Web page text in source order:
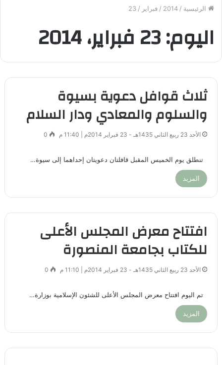
الرئيسية /
2014
/ فبراير /
23
اليوم:23 فبراير، 2014
ثلاث قوافل دعوية بسيوة
والسلوم والمعادي ودار السلام
الأحد 23 ربيع الثاني 1435هـ - 23 فبراير 2014م | 11:40 م 0
تنطلق يوم الخميس المقبل قافلتان دعويتان إحداهما إلى سيوة…
المزيد
افتتاح معرض المجلس الأعلى
للكتاب بجامعة المنصورة
الأحد 23 ربيع الثاني 1435هـ - 23 فبراير 2014م | 11:10 م 0
تم اليوم افتتاح معرض المجلس الأعلى للشئون الإسلامية بوزارة…
المزيد